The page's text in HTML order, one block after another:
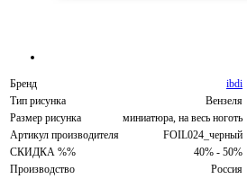
Бренд
ibdi
Тип рисунка
Вензеля
Размер рисунка
миниатюра, на весь ноготь
Артикул производителя
FOIL024_черный
СКИДКА %%
40% - 50%
Производство
Россия